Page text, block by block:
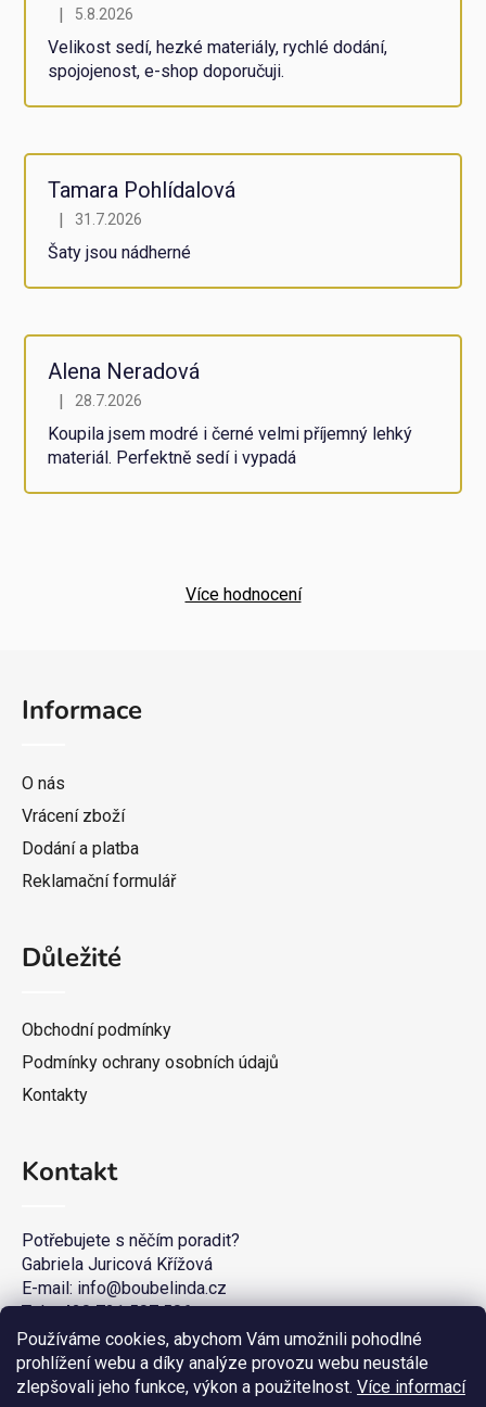
Používáme cookies, abychom Vám umožnili pohodlné
prohlížení webu a díky analýze provozu webu neustále
zlepšovali jeho funkce, výkon a použitelnost. Více informací
Hodnocení obchodu je 5 z 5 hvězdiček.
| 5.8.2026
Velikost sedí, hezké materiály, rychlé dodání,
spojojenost, e-shop doporučuji.
Tamara Pohlídalová
Hodnocení obchodu je 5 z 5 hvězdiček.
| 31.7.2026
Šaty jsou nádherné
Alena Neradová
Hodnocení obchodu je 5 z 5 hvězdiček.
| 28.7.2026
Koupila jsem modré i černé velmi příjemný lehký
materiál. Perfektně sedí i vypadá
Více hodnocení
Informace
O nás
Vrácení zboží
Dodání a platba
Reklamační formulář
Důležité
Obchodní podmínky
Podmínky ochrany osobních údajů
Kontakty
Kontakt
Potřebujete s něčím poradit?
Gabriela Juricová Křížová
E-mail: info@boubelinda.cz
Tel. +420 721 507 506